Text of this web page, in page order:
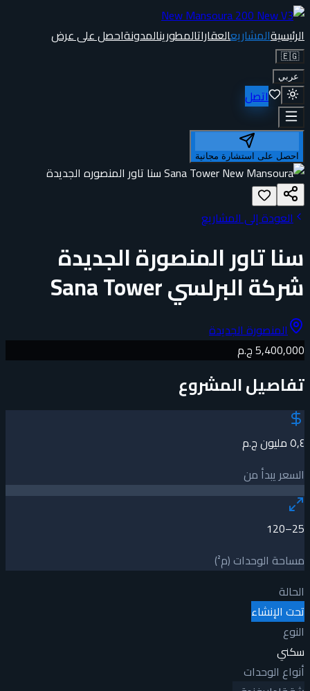
الرئيسيةالمشاريعالعقاراتالمطورينالمدونةاحصل على عرض
🇪🇬
عربي
اتصل
احصل على استشارة مجانية
العودة إلى المشاريع
سنا تاور المنصورة الجديدة
شركة البرلسي Sana Tower
المنصورة الجديدة
5,400,000 ج.م
تفاصيل المشروع
٥٫٤ مليون ج.م
السعر يبدأ من
25–120
مساحة الوحدات (م²)
الحالة
تحت الإنشاء
النوع
سكني
أنواع الوحدات